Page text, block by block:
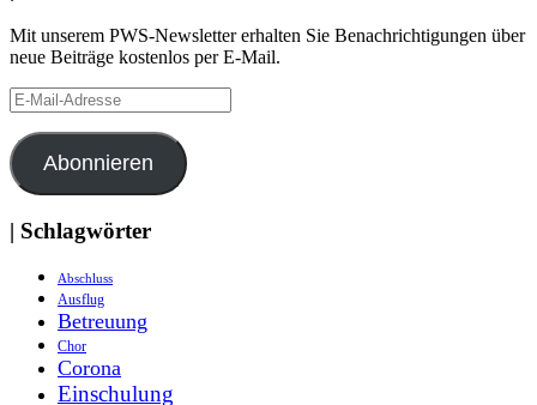
Mit unserem PWS-Newsletter erhalten Sie Benachrichtigungen über
neue Beiträge kostenlos per E-Mail.
E-
Mail-
Adresse
Abonnieren
| Schlagwörter
Abschluss
Ausflug
Betreuung
Chor
Corona
Einschulung